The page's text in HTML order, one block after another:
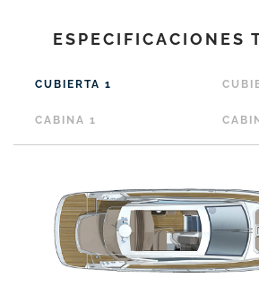
ESPECIFICACIONES
CUBIERTA 1
CABINA 1